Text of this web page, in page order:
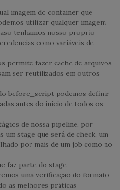
imagem do container que
utilizar qualquer imagem
tenhamos nosso proprio
como variáveis de
permite fazer cache de arquivos
ser reutilizados em outros
before_script podemos definir
antes do inicío de todos os
de nossa pipeline, por
um stage que será de check, um
por mais de um job como no
faz parte do stage
uma verificação do formato
as melhores práticas